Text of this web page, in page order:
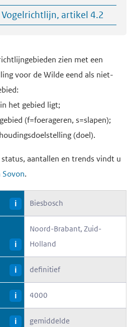
Vogelrichtlijn, artikel 4.2
zien met een
voor de Wilde eend als niet-
het gebied ligt;
(f=foerageren, s=slapen);
(doel).
aantallen en trends vindt u
Sovon.
i Biesbosch
i
Noord-Brabant, Zuid-
Holland
i definitief
i 4000
i gemiddelde